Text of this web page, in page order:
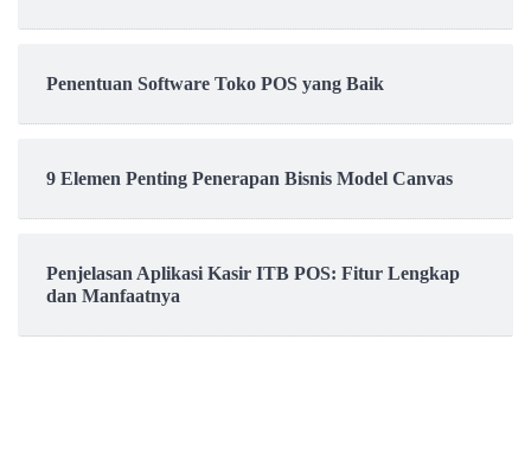
Penentuan Software Toko POS yang Baik
9 Elemen Penting Penerapan Bisnis Model Canvas
Penjelasan Aplikasi Kasir ITB POS: Fitur Lengkap
dan Manfaatnya